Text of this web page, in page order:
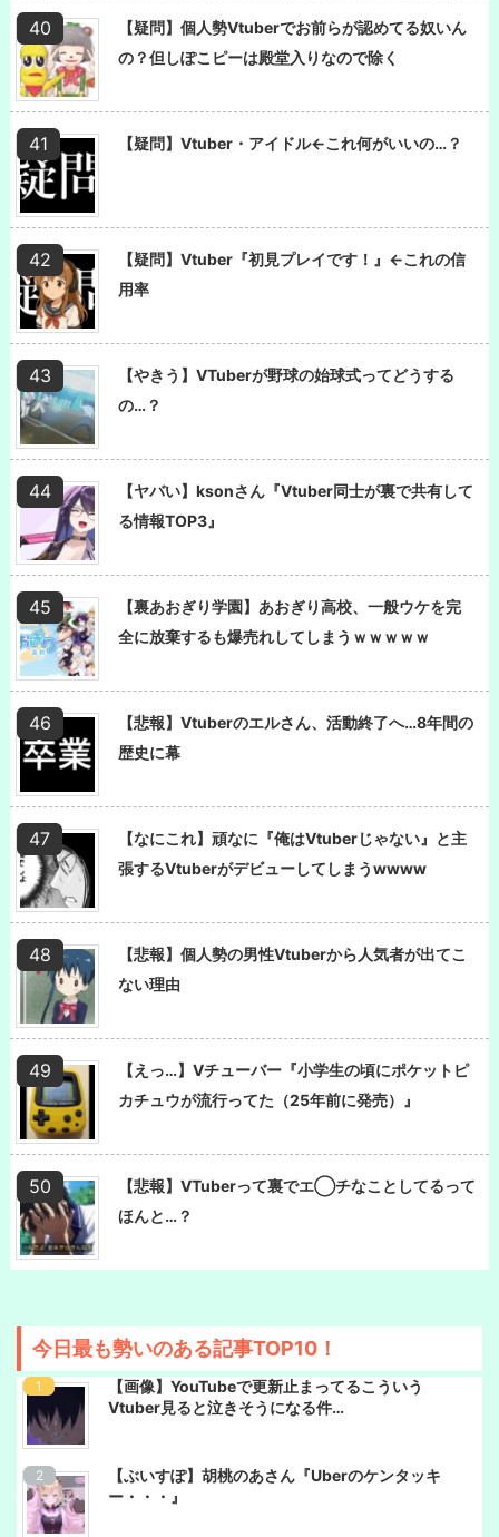
【疑問】個人勢Vtuberでお前らが認めてる奴いん
の？但しぽこピーは殿堂入りなので除く
【疑問】Vtuber・アイドル←これ何がいいの…？
【疑問】Vtuber『初見プレイです！』←これの信
用率
【やきう】VTuberが野球の始球式ってどうする
の…？
【ヤバい】ksonさん『Vtuber同士が裏で共有して
る情報TOP3』
【裏あおぎり学園】あおぎり高校、一般ウケを完
全に放棄するも爆売れしてしまうｗｗｗｗｗ
【悲報】Vtuberのエルさん、活動終了へ…8年間の
歴史に幕
【なにこれ】頑なに『俺はVtuberじゃない』と主
張するVtuberがデビューしてしまうwwww
【悲報】個人勢の男性Vtuberから人気者が出てこ
ない理由
【えっ…】Vチューバー『小学生の頃にポケットピ
カチュウが流行ってた（25年前に発売）』
【悲報】VTuberって裏でエ◯チなことしてるって
ほんと…？
今日最も勢いのある記事TOP10！
【画像】YouTubeで更新止まってるこういう
Vtuber見ると泣きそうになる件…
【ぶいすぽ】胡桃のあさん『Uberのケンタッキ
ー・・・』